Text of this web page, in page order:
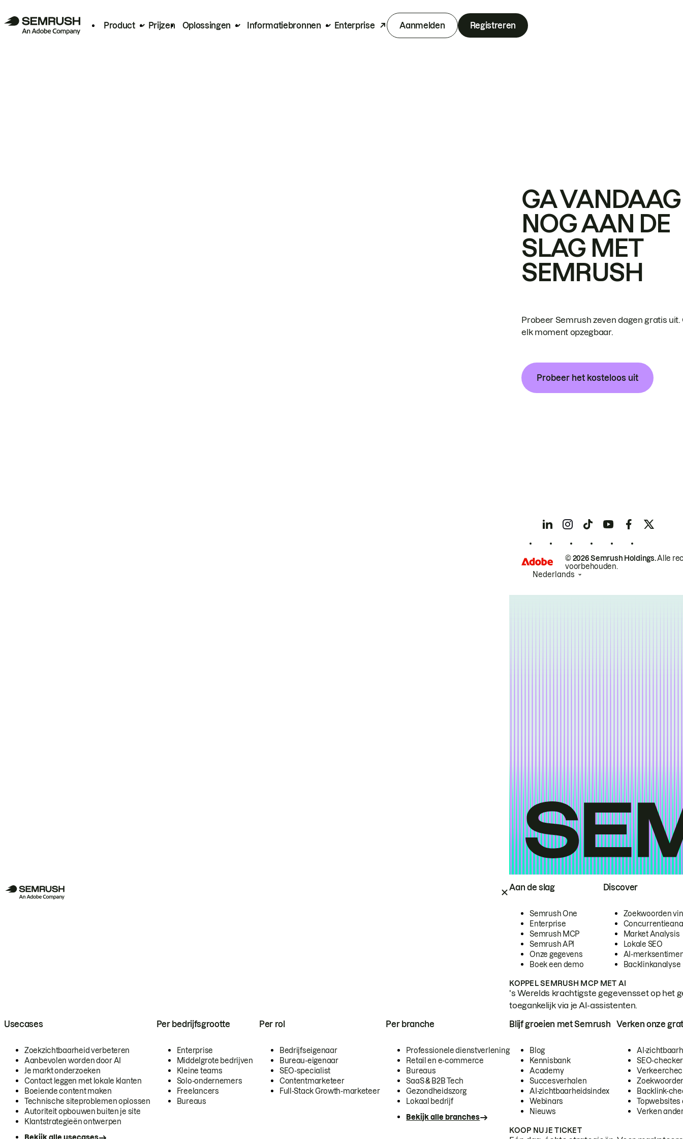
Product Prijzen Oplossingen Informatiebronnen Enterprise Aanmelden Registreren
Aan de slag
Semrush One
Enterprise
Semrush MCP
Semrush API
Onze gegevens
Boek een demo
Discover
Zoekwoorden
Market Analysis
Lokale SEO
AI-
Backlinkanalyse
KOPPEL SEMRUSH MCP MET AI
's Werelds krachtigste gegevensset op het
toegankelijk via je AI-assistenten.
Usecases
Zoekzichtbaarheid verbeteren
Aanbevolen worden door AI
Je markt onderzoeken
Contact leggen met lokale klanten
Boeiende content maken
Technische siteproblemen oplossen
Autoriteit opbouwen buiten je site
Klantstrategieën ontwerpen
Per bedrijfsgrootte
Enterprise
Middelgrote bedrijven
Kleine teams
Solo-ondernemers
Freelancers
Bureaus
Per rol
Bedrijfseigenaar
Bureau-eigenaar
SEO-specialist
Contentmarketeer
Full-Stack Growth-marketeer
Per branche
Professionele dienstverlening
Retail en e-commerce
Bureaus
SaaS & B2B Tech
Gezondheidszorg
Lokaal bedrijf
Bekijk alle branches
Blijf groeien met Semrush
Blog
Kennisbank
Academy
Succesverhalen
AI-zichtbaarheidsindex
Webinars
Nieuws
Verken onze
AI-
SEO-checker
Backlink-
Topwebsites
Verken
KOOP NU JE TICKET
GA VANDAAG
NOG AAN DE
SLAG MET
SEMRUSH
Probeer Semrush zeven dagen gratis uit.
elk moment opzegbaar.
Probeer het kosteloos uit
© 2026 Semrush Holdings.Alle
voorbehouden.
Nederlands